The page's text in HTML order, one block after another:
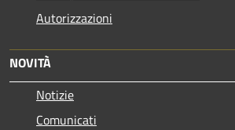
Autorizzazioni
NOVITÀ
Notizie
Comunicati